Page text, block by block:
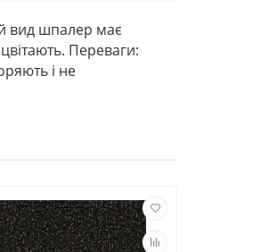
вид шпалер має
Переваги:
і не